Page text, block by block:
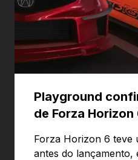
Playground
de Forza Horizon
Forza Horizon 6 teve
antes do lançamento,